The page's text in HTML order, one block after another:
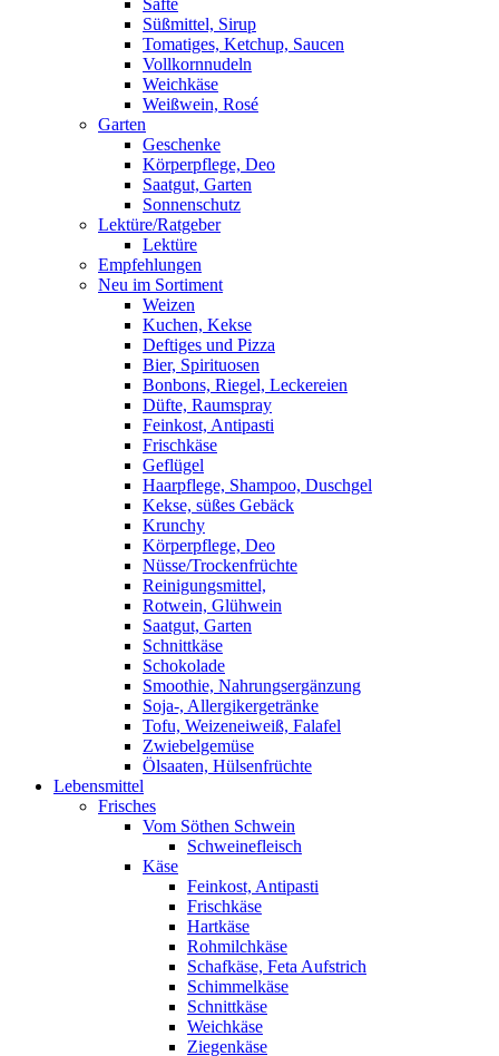
Säfte
Süßmittel, Sirup
Tomatiges, Ketchup, Saucen
Vollkornnudeln
Weichkäse
Weißwein, Rosé
Garten
Geschenke
Körperpflege, Deo
Saatgut, Garten
Sonnenschutz
Lektüre/Ratgeber
Lektüre
Empfehlungen
Neu im Sortiment
Weizen
Kuchen, Kekse
Deftiges und Pizza
Bier, Spirituosen
Bonbons, Riegel, Leckereien
Düfte, Raumspray
Feinkost, Antipasti
Frischkäse
Geflügel
Haarpflege, Shampoo, Duschgel
Kekse, süßes Gebäck
Krunchy
Körperpflege, Deo
Nüsse/Trockenfrüchte
Reinigungsmittel,
Rotwein, Glühwein
Saatgut, Garten
Schnittkäse
Schokolade
Smoothie, Nahrungsergänzung
Soja-, Allergikergetränke
Tofu, Weizeneiweiß, Falafel
Zwiebelgemüse
Ölsaaten, Hülsenfrüchte
Lebensmittel
Frisches
Vom Söthen Schwein
Schweinefleisch
Käse
Feinkost, Antipasti
Frischkäse
Hartkäse
Rohmilchkäse
Schafkäse, Feta Aufstrich
Schimmelkäse
Schnittkäse
Weichkäse
Ziegenkäse